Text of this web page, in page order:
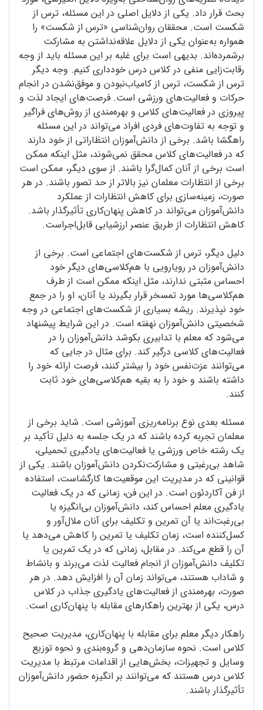
بحث قرار داد. یکی از دلایل اصلی در این مسئله، ترس از
شکست است. محققان روان‌شناسی «ترس از شکست» را
همواره به‌عنوان یکی از دلایل علاقه‌نداشتن به مشارکت
برشمرده‌اند. بدیهی است برای غلبه بر این مسئله باید از وجه
رقابت‌زایی منفی در کلاس درس خودداری کنیم. وجه دیگر
ترس از شکست، ترس از کامیاب‌نبودن و موفق‌نشدن در انجام
حرکات و فعالیت‌های ورزشی است. فرصت‌های ایجاد لذت و
پیروزی در فعالیت‌های کلاس و بهره‌مندی از روش‌های فراگیر
و توجه به تفاوت‌های فردی افراد می‌تواند در این مسئله
راهگشا باشد. برخی از دانش‌آموزان انتظاراتی از خود دارند
که در فعالیت‌های کلاس محقق نمی‌شوند، مثل اینکه ممکن
است برخی از آنان کمال‌گرا باشند. از سوی دیگر، ممکن است
برخی از انتظارات معلمان نیز بالاتر از حد تصور باشند. در هر
صورت، زمینه‌سازی برای کاهش انتظارات از عملکرد
دانش‌آموزان می‌تواند در کاهش پنهان‌کاری تأثیرگذار باشد.
کاهش انتظارات از طریق عنصر ارزشیابی قابل‌اجراست.
دلیل دیگر، ترس از شکست‌های اجتماعی است. برخی از
دانش‌آموزان در رویارویی با هم‌کلاسی‌های دیگر خود
احساس مثبتی ندارند، مثل اینکه ممکن است از طرف
هم‌کلاسی‌ها مورد تمسخر قرار بگیرند یا آنان، او را در جمع
خود نپذیرند. ریشه بسیاری از شکست‌های اجتماعی در وجه
شخصیتی دانش‌آموزان نهفته است. در این شرایط پیشنهاد
می‌شود که معلم با تدابیری بکوشد دانش‌آموزان را در
فعالیت‌های کلاسی درگیر کند. برای مثال در جایی که
می‌توانند عزت‌نفس خود را بیشتر کنند، فرصت ارائه خود را
داشته باشند و خود را به بقیه هم‌کلاسی‌های خود ثابت
کنند.
مسئله بعدی نوع برنامه‌ریزی آموزشی است. شاید برخی از
معلمان تجربه کرده باشند که در یک جلسه به دلیل تأکید بر
یک رشته خاص ورزشی یا فعالیت‌های یادگیری تحمیلی،
شاهد بی‌رغبتی و مشارکت‌نکردن دانش‌آموزان باشند. یکی از
قوانینی که در مدیریت این موقعیت‌ها کارگشاست، استفاده
از فن آکاردئون است. در این فن، زمانی که در یک فعالیت
یادگیری معلم احساس کند، دانش‌آموزان بی‌انگیزه یا
بی‌رغبت‌اند یا آن تمرین و تکلیف برای آنان ملال‌آور و
کسل‌کننده است، زمان تکلیف یا تمرین را کاهش می‌دهد یا
آن را قطع می‌کند. در مقابل، زمانی که در یک تمرین یا
تکلیف دانش‌آموزان از انجام فعالیت لذت می‌برند و بانشاط
و شاداب هستند، می‌تواند زمان آن را افزایش دهد. در هر
صورت، بهره‌مندی از فعالیت‌های یادگیری جذاب در کلاس
درس، یکی از بهترین راهکارهای مقابله با پنهان‌کاری است.
راهکار دیگر معلم برای مقابله با پنهان‌کاری، مدیریت صحیح
کلاس است. نحوه سازمان‌دهی و گروه‌بندی و نحوه توزیع
وسایل و تجهیزات، بخش‌هایی از اقدامات مرتبط با مدیریت
کلاس درس هستند که می‌توانند بر انگیزه حضور دانش‌آموزان
تأثیرگذار باشند.